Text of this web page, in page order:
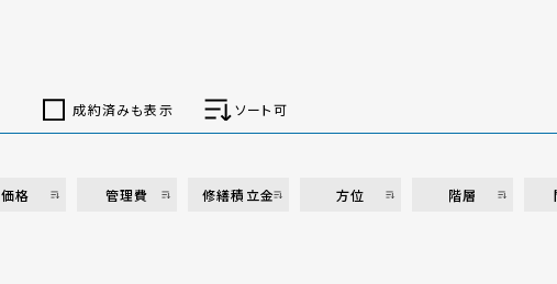
成約済みも表示 ソート可
価格 管理費 修繕積立金 方位 階層